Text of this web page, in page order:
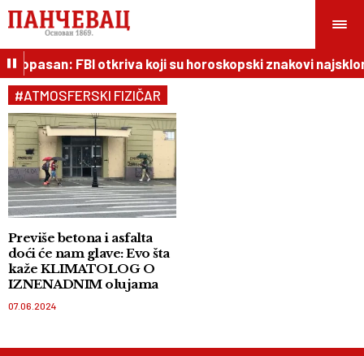
opasan: FBI otkriva koji su horoskopski znakovi
#ATMOSFERSKI FIZIČAR
Previše betona i asfalta
doći će nam glave: Evo šta
kaže KLIMATOLOG O
IZNENADNIM olujama
07.06.2024